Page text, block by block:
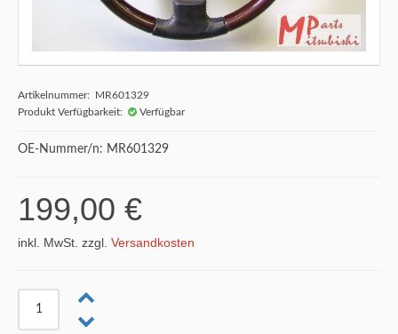
Artikelnummer: MR601329
Produkt Verfügbarkeit:
Verfügbar
OE-Nummer/n: MR601329
199,00 €
inkl. MwSt. zzgl. Versandkosten